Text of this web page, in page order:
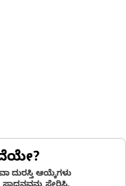
ದುರಸ್ತಿ ಆಯ್ಕೆಗಳು